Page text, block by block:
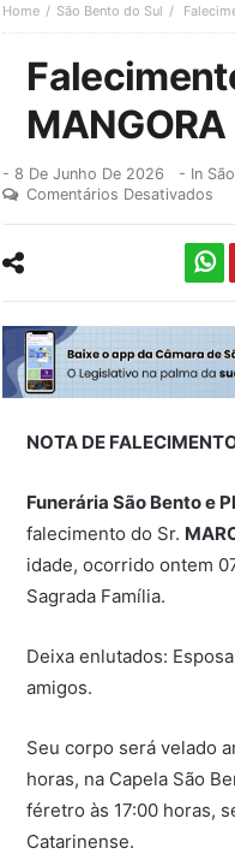
Home São Bento do Sul
MANGORA
-8 De Junho De 2026 - In
Comentários Desativados
NOTA DE
Funerária São Bento e
falecimento do Sr.
idade, ocorrido ontem
Sagrada Família.
Deixa enlutados:
amigos.
Seu corpo será velado
horas, na Capela São
féretro às 17:00 horas,
Catarinense.